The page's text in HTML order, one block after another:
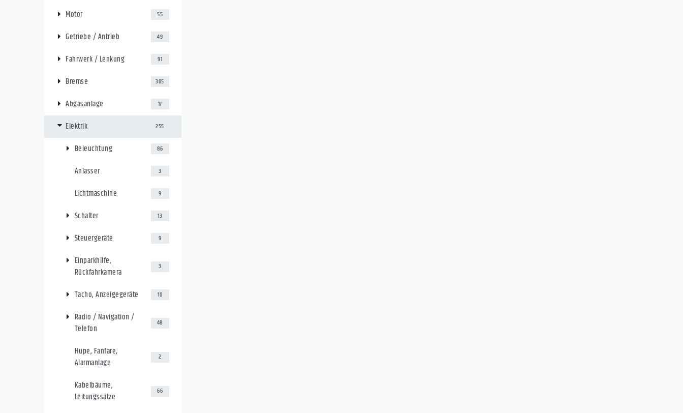
Motor 55
Getriebe / Antrieb 49
Fahrwerk / Lenkung 91
Bremse 305
Abgasanlage 17
Elektrik 255
Beleuchtung 86
Anlasser 3
Lichtmaschine 9
Schalter 13
Steuergeräte 9
Einparkhilfe,
Rückfahrkamera
3
Tacho, Anzeigegeräte 10
Radio / Navigation /
Telefon
48
Hupe, Fanfare,
Alarmanlage
2
Kabelbäume,
Leitungssätze
66